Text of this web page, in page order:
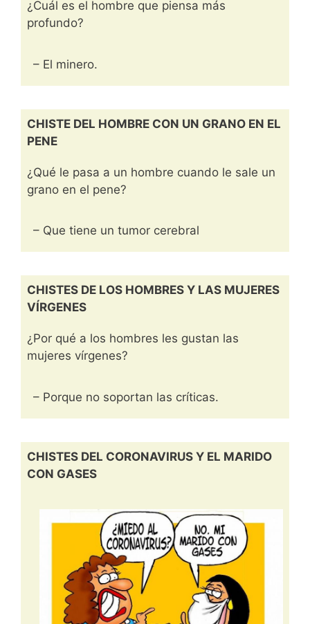
¿Cuál es el hombre que piensa más
profundo?
– El minero.
CHISTE DEL HOMBRE CON UN GRANO EN EL
PENE
¿Qué le pasa a un hombre cuando le sale un
grano en el pene?
– Que tiene un tumor cerebral
CHISTES DE LOS HOMBRES Y LAS MUJERES
VÍRGENES
¿Por qué a los hombres les gustan las
mujeres vírgenes?
– Porque no soportan las críticas.
CHISTES DEL CORONAVIRUS Y EL MARIDO
CON GASES